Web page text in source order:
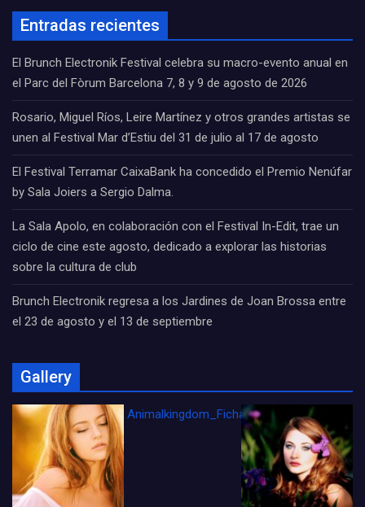
Entradas recientes
El Brunch Electronik Festival celebra su macro-evento anual en
el Parc del Fòrum Barcelona 7, 8 y 9 de agosto de 2026
Rosario, Miguel Ríos, Leire Martínez y otros grandes artistas se
unen al Festival Mar d’Estiu del 31 de julio al 17 de agosto
El Festival Terramar CaixaBank ha concedido el Premio Nenúfar
by Sala Joiers a Sergio Dalma.
La Sala Apolo, en colaboración con el Festival In-Edit, trae un
ciclo de cine este agosto, dedicado a explorar las historias
sobre la cultura de club
Brunch Electronik regresa a los Jardines de Joan Brossa entre
el 23 de agosto y el 13 de septiembre
Gallery
Animalkingdom_FichaCine